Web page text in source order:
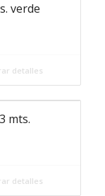
verde
detalles
mts.
detalles